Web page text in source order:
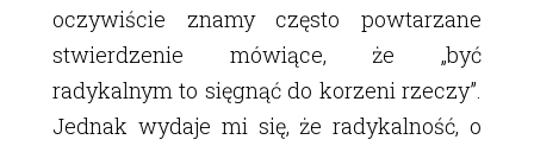
oczywiście znamy często powtarzane
stwierdzenie mówiące, że „być
radykalnym to sięgnąć do korzeni rzeczy”.
Jednak wydaje mi się, że radykalność, o